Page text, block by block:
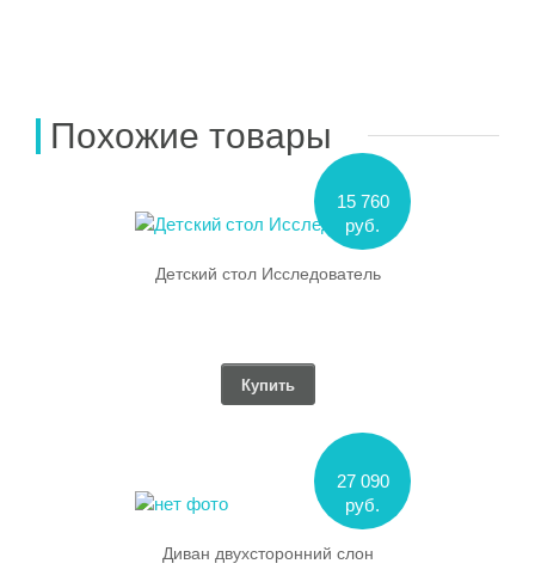
Похожие товары
15 760
руб.
Детский стол Исследователь
Купить
27 090
руб.
Диван двухсторонний слон